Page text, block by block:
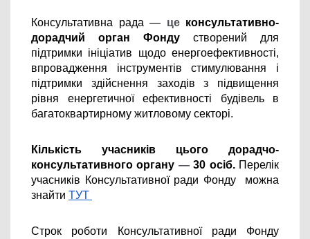
Консультативна рада — це консультативно-
дорадчий орган Фонду створений для
підтримки ініціатив щодо енергоефективності,
впровадження інструментів стимулювання і
підтримки здійснення заходів з підвищення
рівня енергетичної ефективності будівель в
багатоквартирному житловому секторі.
Кількість учасників цього дорадчо-
консультативного органу — 30 осіб. Перелік
учасників Консультативної ради Фонду  можна
знайти ТУТ
Строк роботи Консультативної ради Фонду